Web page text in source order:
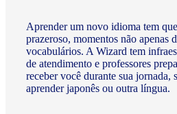
Aprender um novo idioma tem
prazeroso, momentos não apenas
vocabulários. A Wizard tem
de atendimento e professores
receber você durante sua jornada,
aprender japonês ou outra língua.